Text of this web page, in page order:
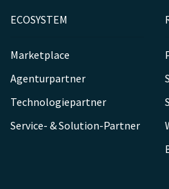
ECOSYSTEM
Marketplace
Agenturpartner
Technologiepartner
Service- & Solution-Partner